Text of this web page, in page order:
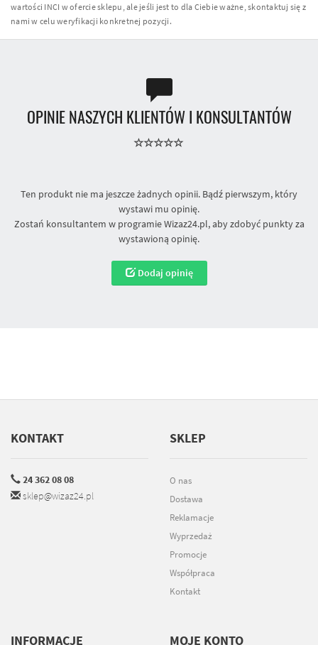
wartości INCI w ofercie sklepu, ale jeśli jest to dla Ciebie ważne, skontaktuj się z
nami w celu weryfikacji konkretnej pozycji.
OPINIE NASZYCH KLIENTÓW I KONSULTANTÓW
Ten produkt nie ma jeszcze żadnych opinii. Bądź pierwszym, który
wystawi mu opinię.
Zostań konsultantem w programie Wizaz24.pl, aby zdobyć punkty za
wystawioną opinię.
Dodaj opinię
KONTAKT
24 362 08 08
sklep@wizaz24.pl
SKLEP
O nas
Dostawa
Reklamacje
Wyprzedaż
Promocje
Współpraca
Kontakt
INFORMACJE MOJE KONTO